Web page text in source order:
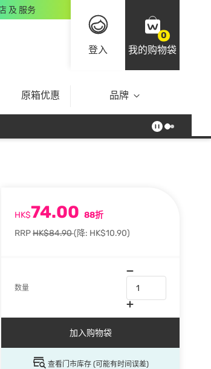
及 服务
登入
0
我的购物袋
原箱优惠 品牌
HK$74.00 88折
RRPHK$84.90(降: HK$10.90)
数量
加入购物袋
查看门市库存 (可能有时间误差)